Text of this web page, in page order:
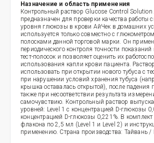
Назначение и область применения
Контрольный раствор Glucose Control
предназначен для проверки качества работы
уровня глюкозы в крови АйЧек в домашних
используется только совместно с
полосками данной торговой марки. Он
периодического контроля точности
тест-полосок и позволяет оценить их
использования капли крови пациента.
использовать при открытии нового тубуса с
при нарушении условий хранения тубуса
крышка оставалась открытой), после падения
также при несоответствии результата
самочувствию. Контрольный раствор
уровней: Level 1 с концентрацией D-глюкозы
концентрацией D-глюкозы 0,221%. В комплект
флакона по 2,5 мл (Level 1 и Level 2) и
применению. Страна производства: Тайвань /